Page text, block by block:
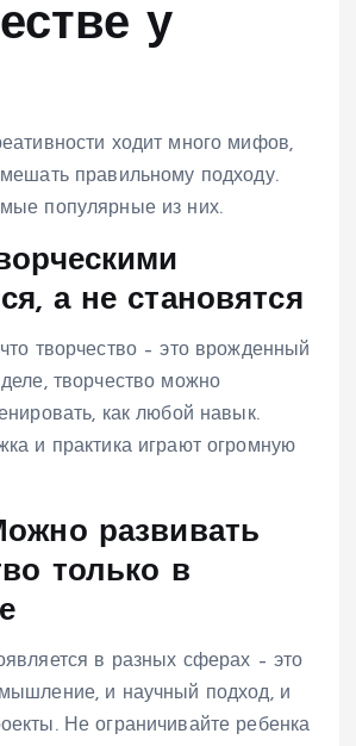
у
ходит много мифов,
правильному подходу.
популярные из них.
а не становятся
творчество – это врожденный
творчество можно
как любой навык.
и практика играют огромную
развивать
только в
в разных сферах – это
и научный подход, и
Не ограничивайте ребенка